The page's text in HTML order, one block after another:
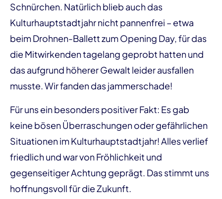
Schnürchen. Natürlich blieb auch das
Kulturhauptstadtjahr nicht pannenfrei – etwa
beim Drohnen-Ballett zum Opening Day, für das
die Mitwirkenden tagelang geprobt hatten und
das aufgrund höherer Gewalt leider ausfallen
musste. Wir fanden das jammerschade!
Für uns ein besonders positiver Fakt: Es gab
keine bösen Überraschungen oder gefährlichen
Situationen im Kulturhauptstadtjahr! Alles verlief
friedlich und war von Fröhlichkeit und
gegenseitiger Achtung geprägt. Das stimmt uns
hoffnungsvoll für die Zukunft.